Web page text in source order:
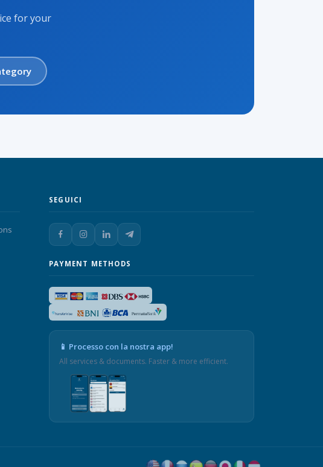
for your
SEGUICI
PAYMENT METHODS
📱 Processo con la nostra app!
All services & documents. Faster & more efficient.